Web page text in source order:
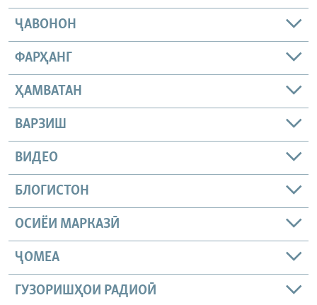
ҶАВОНОН
ФАРҲАНГ
ҲАМВАТАН
ВАРЗИШ
ВИДЕО
БЛОГИСТОН
ОСИЁИ МАРКАЗӢ
ҶОМEА
ГУЗОРИШҲОИ РАДИОӢ